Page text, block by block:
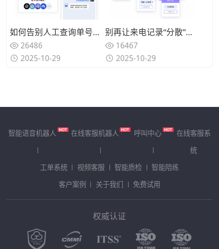
如何告别人工查询单号？快递物流行业AI客服机器人2025年精选推荐
26486
2025-10-29
别再让来电记录“分散”：呼叫中心从信息孤岛到服务闭环的智能引擎
16467
2025-10-29
智能语音机器人 在线客服机器人 呼叫中心
在线客服系
统
工单系统
视频客服 智能质检
智能陪练
客户案例
关于我们 免费试用
权威认证